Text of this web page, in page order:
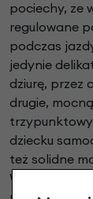
pociechy, ze
regulowane
podczas
jedynie
dziurę, przez
drugie,
dziecku
też solidne
Wystarczy